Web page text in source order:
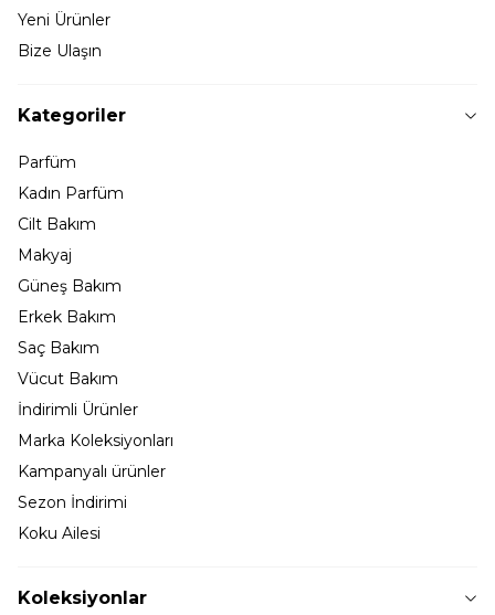
Yeni Ürünler
Bize Ulaşın
Kategoriler
Parfüm
Kadın Parfüm
Cilt Bakım
Makyaj
Güneş Bakım
Erkek Bakım
Saç Bakım
Vücut Bakım
İndirimli Ürünler
Marka Koleksiyonları
Kampanyalı ürünler
Sezon İndirimi
Koku Ailesi
Koleksiyonlar